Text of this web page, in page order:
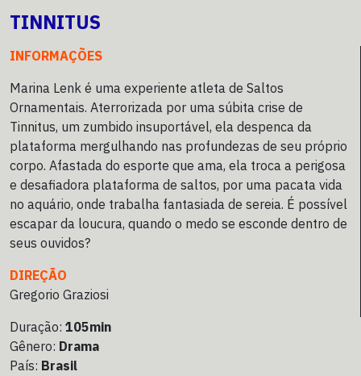
TINNITUS
INFORMAÇÕES
Marina Lenk é uma experiente atleta de Saltos
Ornamentais. Aterrorizada por uma súbita crise de
Tinnitus, um zumbido insuportável, ela despenca da
plataforma mergulhando nas profundezas de seu próprio
corpo. Afastada do esporte que ama, ela troca a perigosa
e desafiadora plataforma de saltos, por uma pacata vida
no aquário, onde trabalha fantasiada de sereia. É possível
escapar da loucura, quando o medo se esconde dentro de
seus ouvidos?
DIREÇÃO
Gregorio Graziosi
Duração: 105min
Gênero: Drama
País: Brasil